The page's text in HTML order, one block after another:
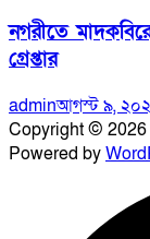
নগরীতে
গ্রেপ্তার
adminআগস্ট ৯,
Copyright © 2026
Powered by